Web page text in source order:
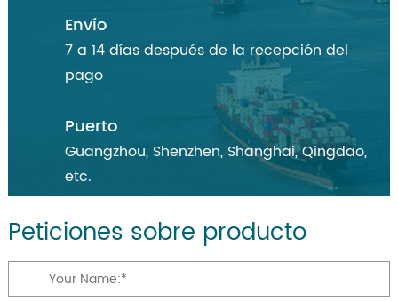
Envío
7 a 14 días después de la recepción del
pago
Puerto
Guangzhou, Shenzhen, Shanghai, Qingdao,
etc.
Peticiones sobre producto